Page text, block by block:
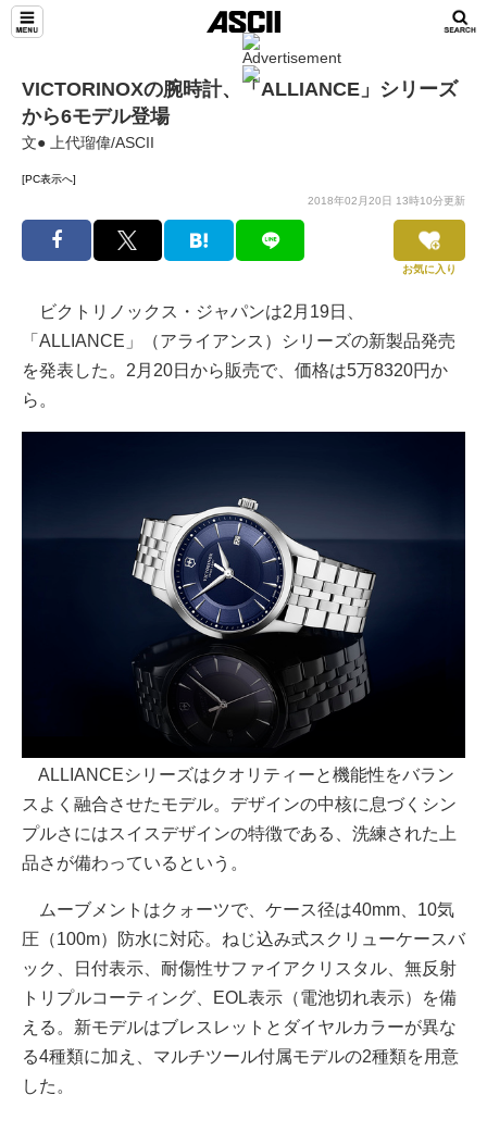
VICTORINOXの腕時計、「ALLIANCE」シリーズ
から6モデル登場
文● 上代瑠偉/ASCII
[PC表示へ]
2018年02月20日 13時10分更新
お気に入り
ビクトリノックス・ジャパンは2月19日、
「ALLIANCE」（アライアンス）シリーズの新製品発売
を発表した。2月20日から販売で、価格は5万8320円か
ら。
ALLIANCEシリーズはクオリティーと機能性をバラン
スよく融合させたモデル。デザインの中核に息づくシン
プルさにはスイスデザインの特徴である、洗練された上
品さが備わっているという。
ムーブメントはクォーツで、ケース径は40mm、10気
圧（100m）防水に対応。ねじ込み式スクリューケースバ
ック、日付表示、耐傷性サファイアクリスタル、無反射
トリプルコーティング、EOL表示（電池切れ表示）を備
える。新モデルはブレスレットとダイヤルカラーが異な
る4種類に加え、マルチツール付属モデルの2種類を用意
した。